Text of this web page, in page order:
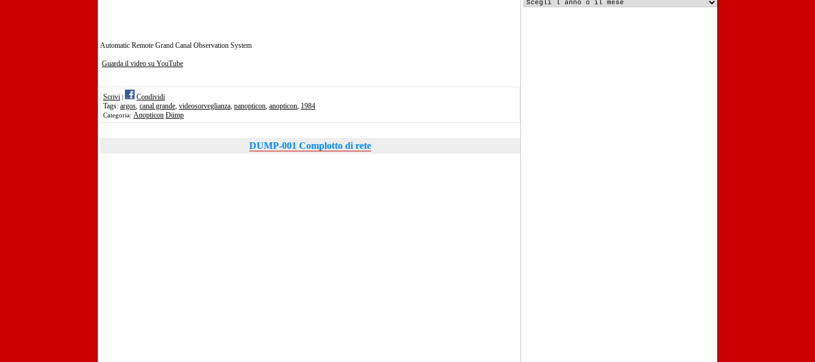
Automatic Remote Grand Canal Observation System
Guarda il video su YouTube
Scrivi
Condividi
Tags: argos, canal grande, videosorveglianza, panopticon, anopticon, 1984
Categoria: Anopticon Ðümp
DUMP-001 Complotto di rete